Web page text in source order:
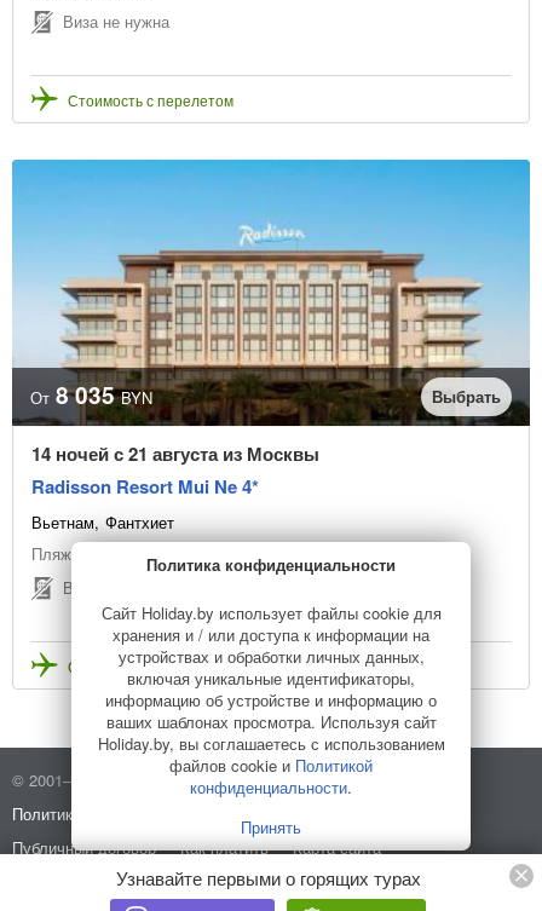
Виза не нужна
Стоимость с перелетом
От 8 035 BYN Выбрать
14 ночей с 21 августа из Москвы
Radisson Resort Mui Ne 4*
Вьетнам Фантхиет
Пляжный отдых
Виза не нужна
Стоимость с перелетом
© 2001–2026 Holiday.by
Правила использования сайта
Политика конфиденциальности
Публичный договор
Как платить
Карта сайта
Разработано вHELLO WORLD
Узнавайте первыми о горящих турах
Политика конфиденциальности
Сайт Holiday.by использует файлы cookie для
хранения и / или доступа к информации на
устройствах и обработки личных данных,
включая уникальные идентификаторы,
информацию об устройстве и информацию о
ваших шаблонах просмотра. Используя сайт
Holiday.by, вы соглашаетесь с использованием
файлов cookie и Политикой
конфиденциальности.
Принять